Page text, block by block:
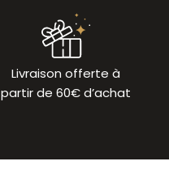
Livraison offerte à
partir de 60€ d’achat